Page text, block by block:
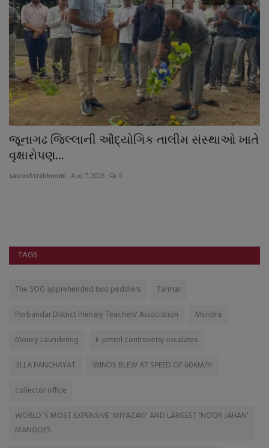
જૂનાગઢ જિલ્લાની ઔદ્યોગિક તાલીમ સંસ્થાઓ ખાતે
વૃક્ષારોપણ...
saurashtrabhoomi Aug 7, 2026 0
TAGS
The SOG apprehended two peddlers
Farmar
Porbandar District Primary Teachers' Association
Mundra
Money Laundering
E-petrol controversy escalates
JILLA PANCHAYAT
WINDS BLEW AT SPEED OF 60KM/H
collector office
WORLD`S MOST EXPENSIVE 'MIYAZAKI' AND LARGEST 'NOOR JAHAN'
MANGOES